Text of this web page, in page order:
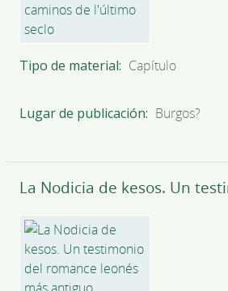
Tipo de material Capítulo
Lugar de publicación
Burgos?
La Nodicia de kesos. Un